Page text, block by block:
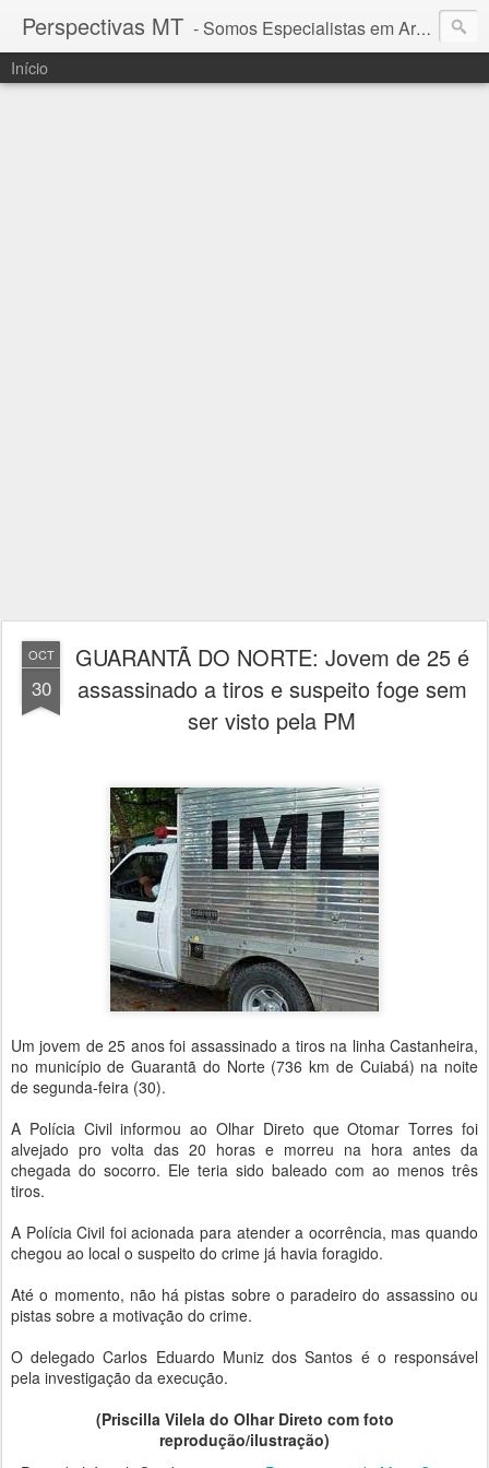
Perspectivas MT - Somos Especialistas em Araguaia - Mato Grosso
Início
OCT
30
GUARANTÃ DO NORTE: Jovem de 25 é
assassinado a tiros e suspeito foge sem
ser visto pela PM
Um jovem de 25 anos foi assassinado a tiros na linha Castanheira,
no município de Guarantã do Norte (736 km de Cuiabá) na noite
de segunda-feira (30).
A Polícia Civil informou ao Olhar Direto que Otomar Torres foi
alvejado pro volta das 20 horas e morreu na hora antes da
chegada do socorro. Ele teria sido baleado com ao menos três
tiros.
A Polícia Civil foi acionada para atender a ocorrência, mas quando
chegou ao local o suspeito do crime já havia foragido.
Até o momento, não há pistas sobre o paradeiro do assassino ou
pistas sobre a motivação do crime.
O delegado Carlos Eduardo Muniz dos Santos é o responsável
pela investigação da execução.
(Priscilla Vilela do Olhar Direto com foto
reprodução/ilustração)